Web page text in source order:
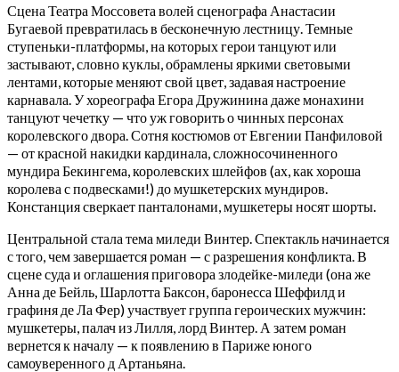
Сцена Театра Моссовета волей сценографа Анастасии
Бугаевой превратилась в бесконечную лестницу. Темные
ступеньки-платформы, на которых герои танцуют или
застывают, словно куклы, обрамлены яркими световыми
лентами, которые меняют свой цвет, задавая настроение
карнавала. У хореографа Егора Дружинина даже монахини
танцуют чечетку — что уж говорить о чинных персонах
королевского двора. Сотня костюмов от Евгении Панфиловой
— от красной накидки кардинала, сложносочиненного
мундира Бекингема, королевских шлейфов (ах, как хороша
королева с подвесками!) до мушкетерских мундиров.
Констанция сверкает панталонами, мушкетеры носят шорты.
Центральной стала тема миледи Винтер. Спектакль начинается
с того, чем завершается роман — с разрешения конфликта. В
сцене суда и оглашения приговора злодейке-миледи (она же
Анна де Бейль, Шарлотта Баксон, баронесса Шеффилд и
графиня де Ла Фер) участвует группа героических мужчин:
мушкетеры, палач из Лилля, лорд Винтер. А затем роман
вернется к началу — к появлению в Париже юного
самоуверенного д Артаньяна.